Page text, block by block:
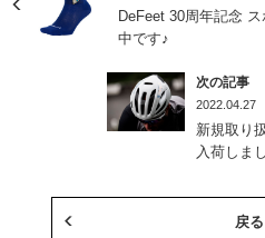
DeFeet 30周年記念
中です♪
次の記事
2022.04.27
新規取り
入荷しま
戻る